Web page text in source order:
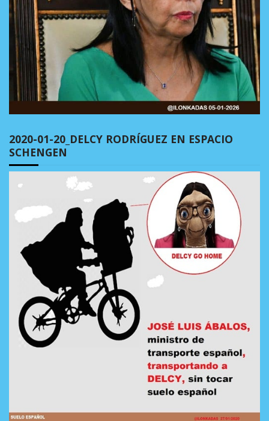
2020-01-20_DELCY RODRÍGUEZ EN ESPACIO
SCHENGEN